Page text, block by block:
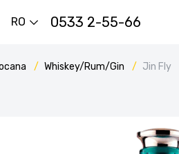
RO 0533 2-55-66
Whiskey/Rum/Gin Jin Fly